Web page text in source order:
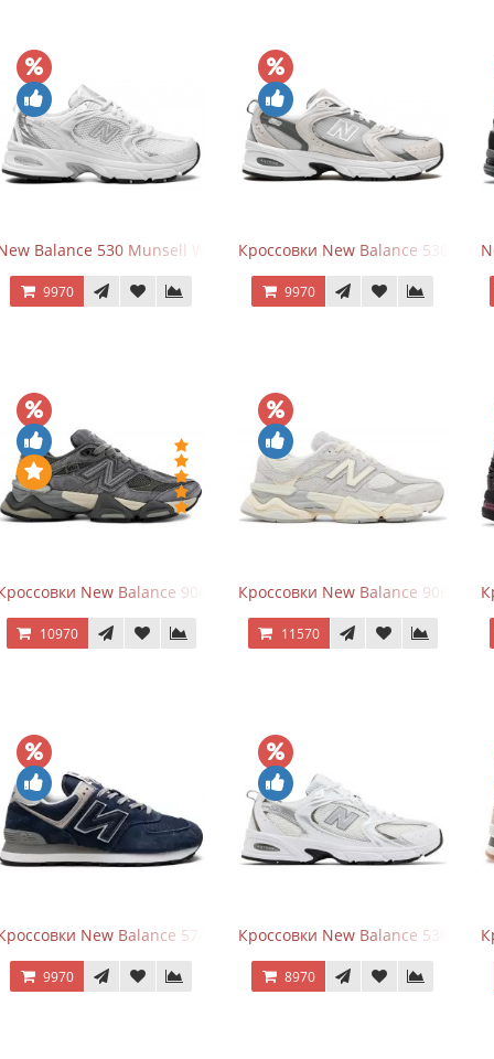
Black
Balance 530 Munsell White Silver
9970
Кроссовки New Balance 530
9970
Pack Grey
New Balance 9060 x Joe Freshgoods Dark Grey
10970
Кроссовки New Balance 9060
11570
New Balance 574 Navy Blue Grey
9970
Кроссовки New Balance 530
8970